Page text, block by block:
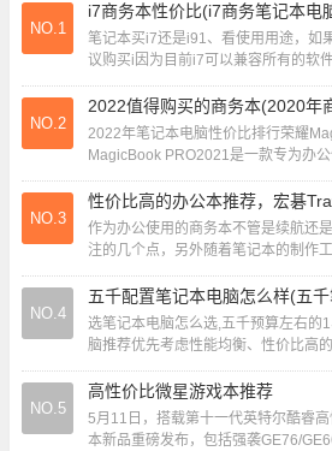
NO.1
i7商务本性价比(i7商务笔记本电
笔记本买i7还是i91、看使用用途，如
议购买i因为目前i7可以兼容所有的软
果想买游戏本、商务本，那么就选择i...
NO.2
2022值得购买的商务本(2020年
2022年笔记本电脑性价比排行荣耀
MagicBook PRO2021是一款专为办
性能十分稳定。...
NO.3
性价比高的办公本推荐，宏碁
作为办公使用的商务本不管是续航还
注的几个点，另外随着笔记本的制作
为了商务本的一大卖点，而作为全球
NO.4
五千配置笔记本电脑怎么样(五
选笔记本电脑怎么选,五千预算左右的
脑推荐优先考虑性能均衡、性价比高
学习场景：文档处理、网课、编程等
NO.5
高性价比微星游戏本推荐
5月11日，搭载第十一代英特尔酷睿
本新品重磅发布，包括强袭GE76/